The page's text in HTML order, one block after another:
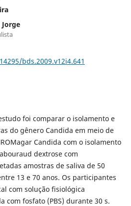
bds.2009.v12i4.641
foi comparar o isolamento e
do gênero Candida em meio de
Candida com o isolamento
dextrose com
amostras de saliva de 50
13 e 70 anos. Os participantes
com solução fisiológica
com fosfato (PBS) durante 30 s.